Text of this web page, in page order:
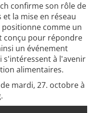
confirme son rôle de
la mise en réseau
comme un
conçu pour répondre
un événement
s'intéressent à l'avenir
alimentaires.
mardi, 27. octobre à